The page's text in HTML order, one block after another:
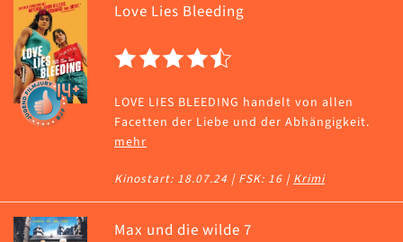
Love Lies Bleeding
LOVE LIES BLEEDING handelt von allen
Facetten der Liebe und der Abhängigkeit.
mehr
Kinostart: 18.07.24 | FSK: 16 | Krimi
Max und die wilde 7